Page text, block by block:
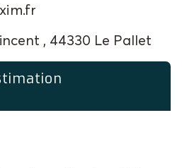
, 44330 Le Pallet